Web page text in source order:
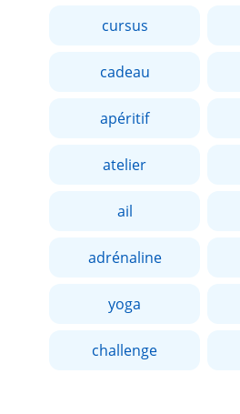
cursus
cadeau
apéritif
atelier
ail
adrénaline
yoga
challenge